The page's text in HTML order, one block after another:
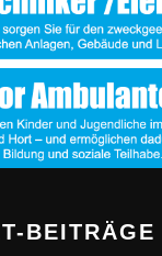
BEITRÄGE